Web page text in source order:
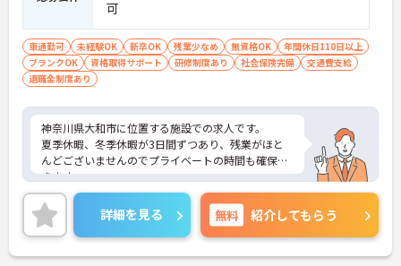
可
車通勤可 未経験OK 新卒OK 残業少なめ 無資格OK
年間休日110日以上
ブランクOK
資格取得サポート 研修制度あり 社会保険完備
交通費支給
退職金制度あり
神奈川県大和市に位置する施設での求人です。
夏季休暇、冬季休暇が3日間ずつあり、残業がほと
んどございませんのでプライベートの時間も確保で
きます。
また今回の募集は資格・経験不問◎経験者の方はも
ちろん、これから頑張りたい、チャレンジしたいと
いう方にもオススメの求人です◎
充実の福利厚生で、長く働ける環境が整っています
よ★
詳細を見る 無料 紹介してもらう